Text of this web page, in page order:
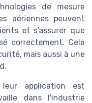
de mesure
aériennes peuvent
et s'assurer que
correctement. Cela
mais aussi à une
application est
dans l'industrie